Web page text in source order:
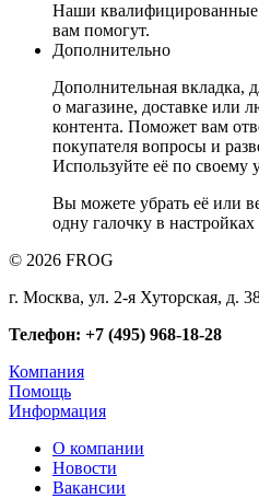
Наши квалифицированные
вам помогут.
Дополнительно
Дополнительная вкладка,
о магазине, доставке или
контента. Поможет вам
покупателя вопросы и
Используйте её по своему
Вы можете убрать её или
одну галочку в
© 2026 FROG
г. Москва, ул. 2-я Хуторская, д.
Телефон: +7 (495) 968-18-28
Компания
Помощь
Информация
О компании
Новости
Вакансии